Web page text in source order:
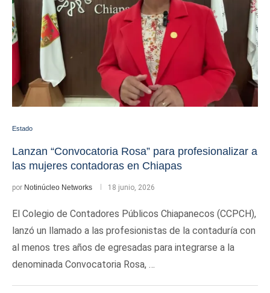
Estado
Lanzan “Convocatoria Rosa” para profesionalizar a
las mujeres contadoras en Chiapas
por Notinúcleo Networks 18 junio, 2026
El Colegio de Contadores Públicos Chiapanecos (CCPCH),
lanzó un llamado a las profesionistas de la contaduría con
al menos tres años de egresadas para integrarse a la
denominada Convocatoria Rosa, …